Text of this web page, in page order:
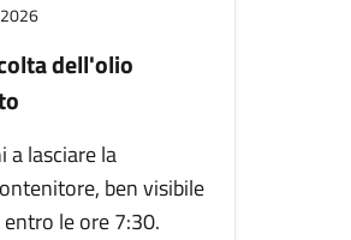
dell'olio
a lasciare la
ben visibile
le ore 7:30.